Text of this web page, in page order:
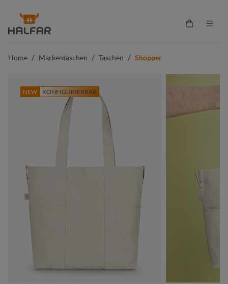
springen
Home / Markentaschen / Taschen / Shopper
NEW KONFIGURIERBAR